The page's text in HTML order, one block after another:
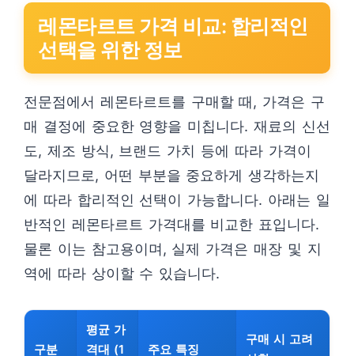
레몬타르트 가격 비교: 합리적인
선택을 위한 정보
전문점에서 레몬타르트를 구매할 때, 가격은 구
매 결정에 중요한 영향을 미칩니다. 재료의 신선
도, 제조 방식, 브랜드 가치 등에 따라 가격이
달라지므로, 어떤 부분을 중요하게 생각하는지
에 따라 합리적인 선택이 가능합니다. 아래는 일
반적인 레몬타르트 가격대를 비교한 표입니다.
물론 이는 참고용이며, 실제 가격은 매장 및 지
역에 따라 상이할 수 있습니다.
구분
평균 가
격대 (1
주요 특징
구매 시 고려